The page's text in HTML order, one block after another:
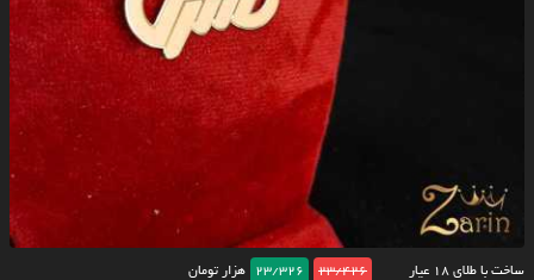
ساخت با طلای ۱۸ عیار 23/426
23/326 هزار تومان